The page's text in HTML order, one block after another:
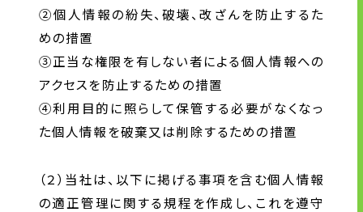
②個人情報の紛失、破壊、改ざんを防止するた
めの措置
③正当な権限を有しない者による個人情報への
アクセスを防止するための措置
④利用目的に照らして保管する必要がなくなっ
た個人情報を破棄又は削除するための措置
（２）当社は、以下に掲げる事項を含む個人情報
の適正管理に関する規程を作成し、これを遵守